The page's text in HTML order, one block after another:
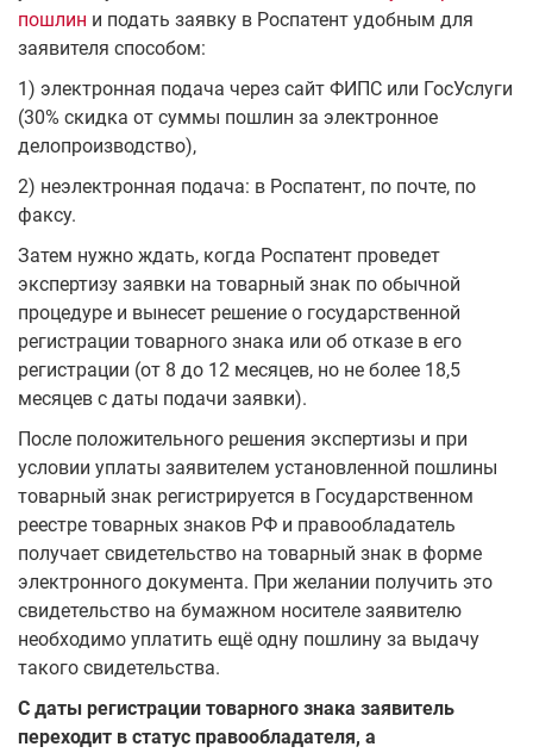
пошлин и подать заявку в Роспатент удобным для
заявителя способом:
1) электронная подача через сайт ФИПС или ГосУслуги
(30% скидка от суммы пошлин за электронное
делопроизводство),
2) неэлектронная подача: в Роспатент, по почте, по
факсу.
Затем нужно ждать, когда Роспатент проведет
экспертизу заявки на товарный знак по обычной
процедуре и вынесет решение о государственной
регистрации товарного знака или об отказе в его
регистрации (от 8 до 12 месяцев, но не более 18,5
месяцев с даты подачи заявки).
После положительного решения экспертизы и при
условии уплаты заявителем установленной пошлины
товарный знак регистрируется в Государственном
реестре товарных знаков РФ и правообладатель
получает свидетельство на товарный знак в форме
электронного документа. При желании получить это
свидетельство на бумажном носителе заявителю
необходимо уплатить ещё одну пошлину за выдачу
такого свидетельства.
С даты регистрации товарного знака заявитель
переходит в статус правообладателя, а